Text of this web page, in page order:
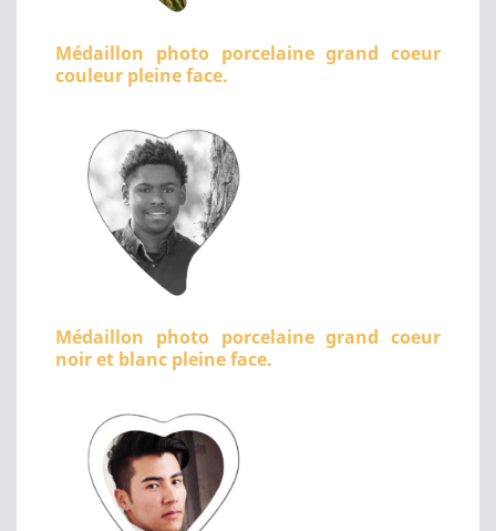
Médaillon photo porcelaine grand coeur
couleur pleine face.
Médaillon photo porcelaine grand coeur
noir et blanc pleine face.